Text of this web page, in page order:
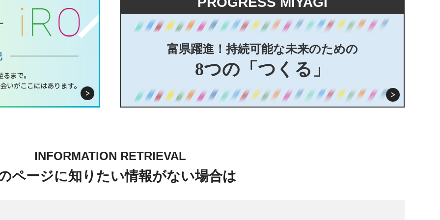
富県躍進！持続可能な未来のための
8つの「つくる」
INFORMATION RETRIEVAL
ページに知りたい情報がない場合は